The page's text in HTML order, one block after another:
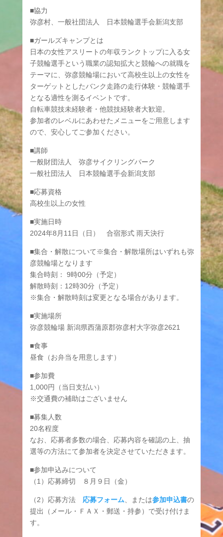
■協力
弥彦村、一般社団法人 日本競輪選手会新潟支部
■ガールズキャンプとは
日本の女性アスリートの年収ランクトップに入る女
子競輪選手という職業の認知拡大と競輪への就職を
テーマに、弥彦競輪場において高校生以上の女性を
ターゲットとしたバンク走路の走行体験・競輪選手
となる適性を測るイベントです。
自転車競技未経験者・他競技経験者大歓迎。
参加者のレベルにあわせたメニューをご用意します
ので、安心してご参加ください。
■講師
一般財団法人 弥彦サイクリングパーク
一般社団法人 日本競輪選手会新潟支部
■応募資格
高校生以上の女性
■実施日時
2024年8月11日（日） 合宿形式 雨天決行
■集合・解散について※集合・解散場所はいずれも弥
彦競輪場となります
集合時刻： 9時00分（予定）
解散時刻：12時30分（予定）
※集合・解散時刻は変更となる場合があります。
■実施場所
弥彦競輪場 新潟県西蒲原郡弥彦村大字弥彦2621
■食事
昼食（お弁当を用意します）
■参加費
1,000円（当日支払い）
※交通費の補助はございません
■募集人数
20名程度
なお、応募者多数の場合、応募内容を確認の上、抽
選等の方法にて参加者を決定させていただきます。
■参加申込みについて
（1）応募締切 ８月９日（金）
（2）応募方法 応募フォーム、または参加申込書の
提出（メール・ＦＡＸ・郵送・持参）で受け付けま
す。